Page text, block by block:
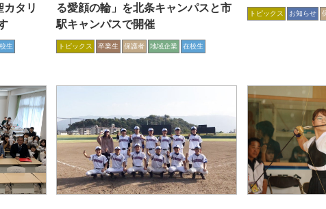
カタリ
生
る愛顔の輪」を北条キャンパスと市
駅キャンパスで開催
トピックス 卒業生 保護者 地域企業 在校生
トピックス お知らせ